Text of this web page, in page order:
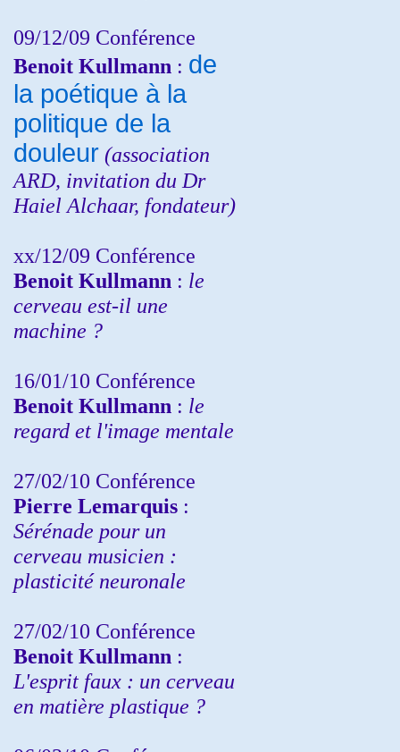
09/12/09 Conférence
Benoit Kullmann : de
la poétique à la
politique de la
douleur (association
ARD, invitation du Dr
Haiel Alchaar, fondateur)
xx/12/09 Conférence
Benoit Kullmann : le
cerveau est-il une
machine ?
16/01/10 Conférence
Benoit Kullmann : le
regard et l'image mentale
27/02/10 Conférence
Pierre Lemarquis :
Sérénade pour un
cerveau musicien :
plasticité neuronale
27/02/10 Conférence
Benoit Kullmann :
L'esprit faux : un cerveau
en matière plastique ?